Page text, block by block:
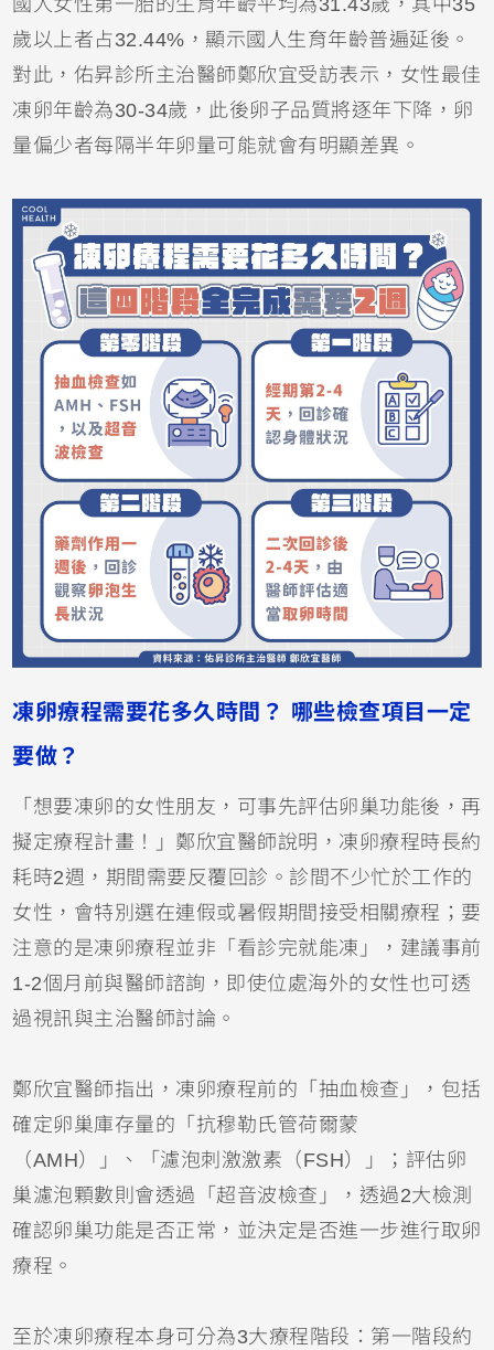
歲以上者占32.44%，顯示國人生育年齡普遍延後。
對此，佑昇診所主治醫師鄭欣宜受訪表示，女性最佳
凍卵年齡為30-34歲，此後卵子品質將逐年下降，卵
量偏少者每隔半年卵量可能就會有明顯差異。
凍卵療程需要花多久時間？ 哪些檢查項目一定
要做？
「想要凍卵的女性朋友，可事先評估卵巢功能後，再
擬定療程計畫！」鄭欣宜醫師說明，凍卵療程時長約
耗時2週，期間需要反覆回診。診間不少忙於工作的
女性，會特別選在連假或暑假期間接受相關療程；要
注意的是凍卵療程並非「看診完就能凍」，建議事前
1-2個月前與醫師諮詢，即使位處海外的女性也可透
過視訊與主治醫師討論。
鄭欣宜醫師指出，凍卵療程前的「抽血檢查」，包括
確定卵巢庫存量的「抗穆勒氏管荷爾蒙
（AMH）」、「濾泡刺激激素（FSH）」；評估卵
巢濾泡顆數則會透過「超音波檢查」，透過2大檢測
確認卵巢功能是否正常，並決定是否進一步進行取卵
療程。
至於凍卵療程本身可分為3大療程階段：第一階段約